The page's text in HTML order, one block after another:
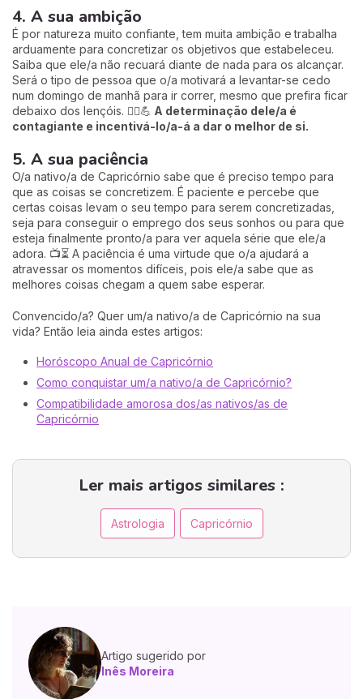
4. A sua ambição
É por natureza muito confiante, tem muita ambição e trabalha
arduamente para concretizar os objetivos que estabeleceu.
Saiba que ele/a não recuará diante de nada para os alcançar.
Será o tipo de pessoa que o/a motivará a levantar-se cedo
num domingo de manhã para ir correr, mesmo que prefira ficar
debaixo dos lençóis. 🏃‍♂️💪 A determinação dele/a é
contagiante e incentivá-lo/a-á a dar o melhor de si.
5. A sua paciência
O/a nativo/a de Capricórnio sabe que é preciso tempo para
que as coisas se concretizem. É paciente e percebe que
certas coisas levam o seu tempo para serem concretizadas,
seja para conseguir o emprego dos seus sonhos ou para que
esteja finalmente pronto/a para ver aquela série que ele/a
adora. 📺⏳ A paciência é uma virtude que o/a ajudará a
atravessar os momentos difíceis, pois ele/a sabe que as
melhores coisas chegam a quem sabe esperar.
Convencido/a? Quer um/a nativo/a de Capricórnio na sua
vida? Então leia ainda estes artigos:
Horóscopo Anual de Capricórnio
Como conquistar um/a nativo/a de Capricórnio?
Compatibilidade amorosa dos/as nativos/as de
Capricórnio
Ler mais artigos similares :
Astrologia Capricórnio
Artigo sugerido por
Inês Moreira